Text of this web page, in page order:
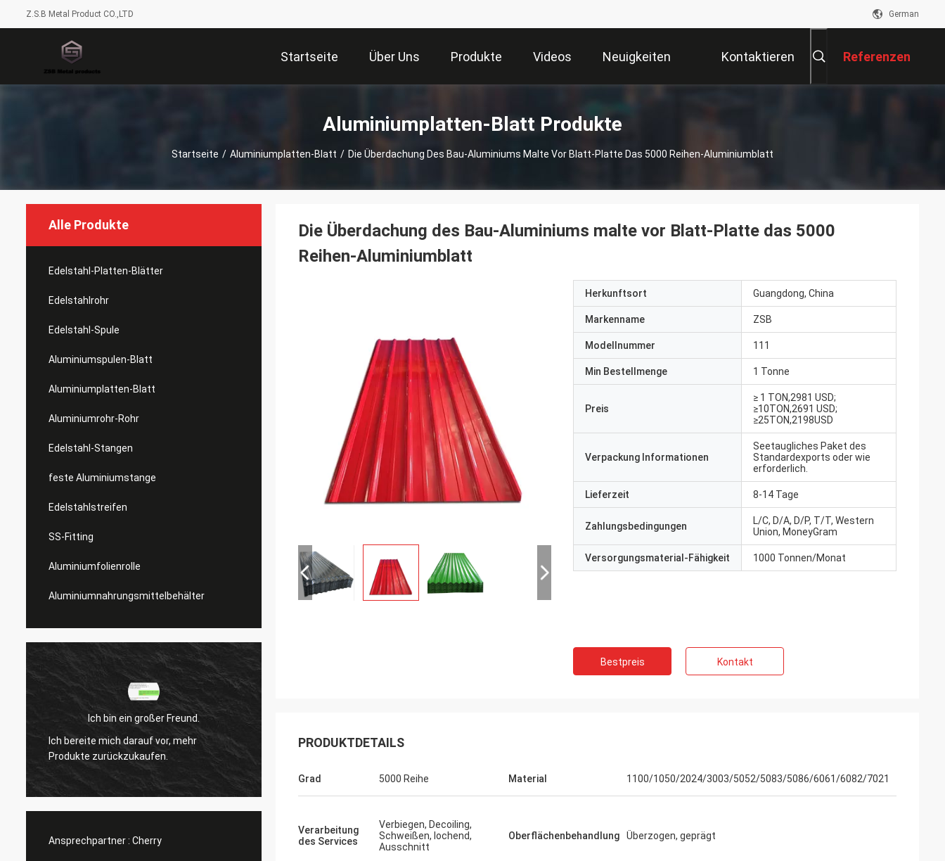
Z.S.B Metal Product CO.,LTD German
Startseite Über Uns Produkte Videos Neuigkeiten Kontaktieren Referenzen
Aluminiumplatten-Blatt Produkte
Startseite / Aluminiumplatten-Blatt / Die Überdachung Des Bau-Aluminiums Malte Vor Blatt-Platte Das 5000 Reihen-Aluminiumblatt
Alle Produkte
Edelstahl-Platten-Blätter
Edelstahlrohr
Edelstahl-Spule
Aluminiumspulen-Blatt
Aluminiumplatten-Blatt
Aluminiumrohr-Rohr
Edelstahl-Stangen
feste Aluminiumstange
Edelstahlstreifen
SS-Fitting
Aluminiumfolienrolle
Aluminiumnahrungsmittelbehälter
Ich bin ein großer Freund.
Ich bereite mich darauf vor, mehr
Produkte zurückzukaufen.
Ich bereite mich darauf vor, mehr
Ansprechpartner : Cherry
Die Überdachung des Bau-Aluminiums malte vor Blatt-Platte das 5000
Reihen-Aluminiumblatt
Herkunftsort Guangdong, China
Markenname ZSB
Modellnummer 111
Min Bestellmenge 1 Tonne
Preis
≥ 1 TON,2981 USD;
≥10TON,2691 USD;
≥25TON,2198USD
Verpackung Informationen
Seetaugliches Paket des
Standardexports oder wie
erforderlich.
Lieferzeit 8-14 Tage
Zahlungsbedingungen
L/C, D/A, D/P, T/T, Western
Union, MoneyGram
Versorgungsmaterial-Fähigkeit 1000 Tonnen/Monat
Bestpreis Kontakt
PRODUKTDETAILS
Grad 5000 Reihe Material 1100/1050/2024/3003/5052/5083/5086/6061/6082/7021
Verarbeitung
des Services
Verbiegen, Decoiling,
Schweißen, lochend,
Ausschnitt
Oberflächenbehandlung Überzogen, geprägt